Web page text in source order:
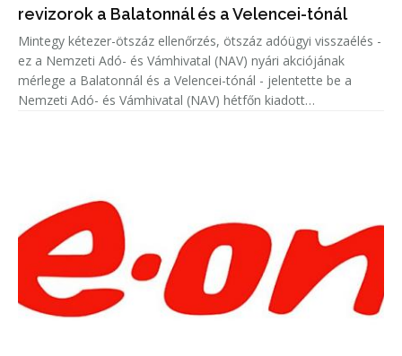
revizorok a Balatonnál és a Velencei-tónál
Mintegy kétezer-ötszáz ellenőrzés, ötszáz adóügyi visszaélés -
ez a Nemzeti Adó- és Vámhivatal (NAV) nyári akciójának
mérlege a Balatonnál és a Velencei-tónál - jelentette be a
Nemzeti Adó- és Vámhivatal (NAV) hétfőn kiadott